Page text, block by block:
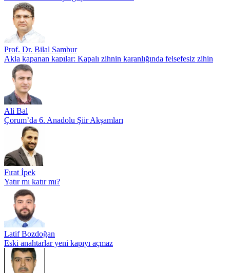
Prof. Dr. Bilal Sambur
Akla kapanan kapılar: Kapalı zihnin karanlığında felsefesiz zihin
Ali Bal
Çorum’da 6. Anadolu Şiir Akşamları
Fırat İpek
Yatır mı katır mı?
Latif Bozdoğan
Eski anahtarlar yeni kapıyı açmaz